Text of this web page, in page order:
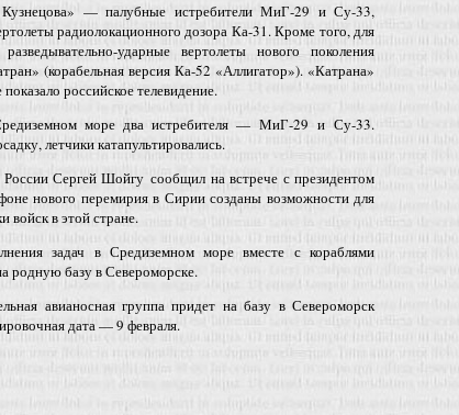
— палубные истребители МиГ-29 и Су-33,
радиолокационного дозора Ка-31. Кроме того, для
ударные вертолеты нового поколения
(корабельная версия Ка-52 «Аллигатор»). «Катрана»
российское телевидение.
море два истребителя — МиГ-29 и Су-33.
летчики катапультировались.
Сергей Шойгу сообщил на встрече с президентом
нового перемирия в Сирии созданы возможности для
войск в этой стране.
задач в Средиземном море вместе с кораблями
родную базу в Североморске.
авианосная группа придет на базу в Североморск
дата — 9 февраля.